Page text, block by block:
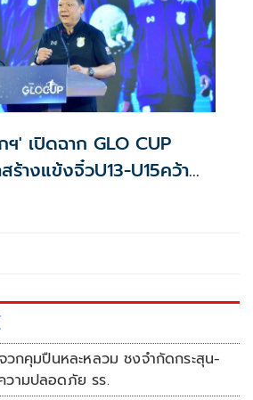
' เปิดฉาก GLO CUP
างแข้งจิ๋วU13-U15คว้า
วกคุมปืนหละหลวม ชงจำกัดกระสุน-
วามปลอดภัย รร.